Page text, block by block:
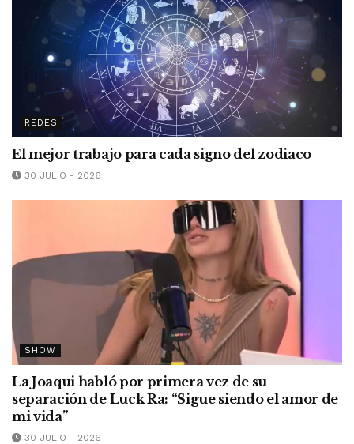
REDES
El mejor trabajo para cada signo del zodiaco
30 JULIO - 2026
SHOW
La Joaqui habló por primera vez de su
separación de Luck Ra: “Sigue siendo el amor de
mi vida”
30 JULIO - 2026